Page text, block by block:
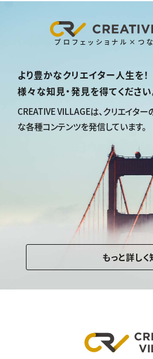
プロフェッショナル×つ
より豊かなクリエイター人生を！
様々な知見・発見を得てください
CREATIVE VILLAGEは、 クリエイター
な各種コンテンツを発信しています。
もっと詳しく